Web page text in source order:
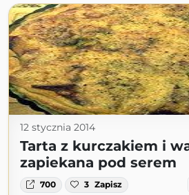
12 stycznia 2014
Tarta z kurczakiem i
zapiekana pod serem
700 3 Zapisz